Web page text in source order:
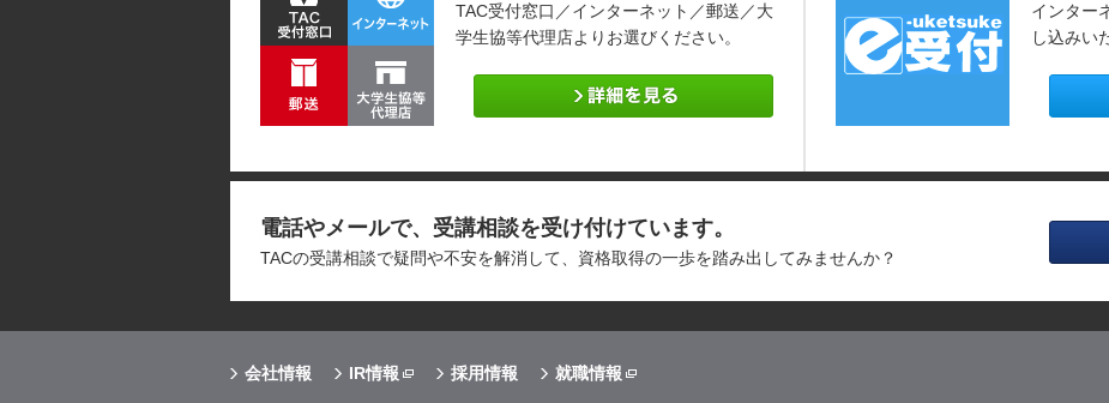
TAC受付窓口／インターネット／郵送／大
学生協等代理店よりお選びください。
インター
し込みい
電話やメールで、受講相談を受け付けています。
TACの受講相談で疑問や不安を解消して、資格取得の一歩を踏み出してみませんか？
会社情報 IR情報 採用情報 就職情報